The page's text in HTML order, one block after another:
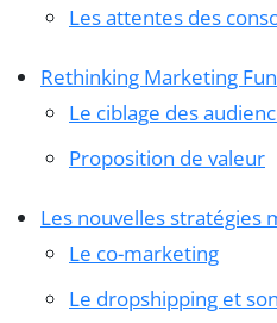
Les attentes des
Rethinking Marketing
Le ciblage des
Proposition de valeur
Les nouvelles stratégies
Le co-marketing
Le dropshipping et